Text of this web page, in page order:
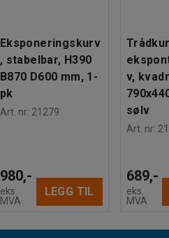
Eksponeringskurv
, stabelbar, H390
B870 D600 mm, 1-
pk
Art. nr: 21279
980,-
eks.
MVA
LEGG TIL
v,
sølv
Art. nr:
689,-
eks.
MVA